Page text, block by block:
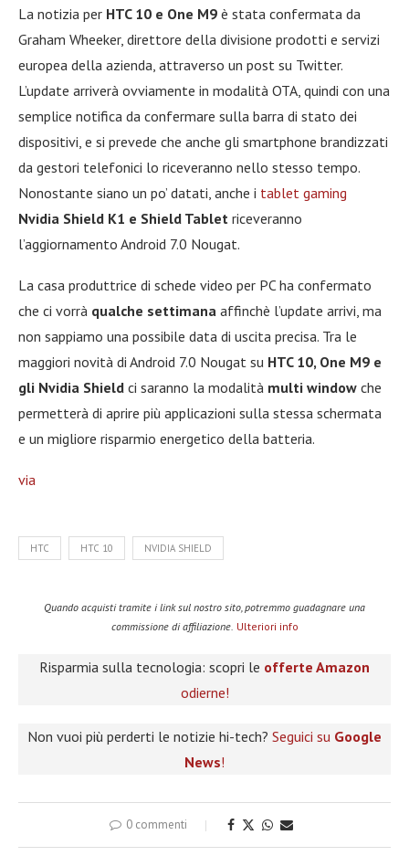
La notizia per HTC 10 e One M9 è stata confermata da
Graham Wheeker, direttore della divisione prodotti e servizi
europea della azienda, attraverso un post su Twitter.
L’update arriverà ovviamente in modalità OTA, quindi con una
semplice notifica da confermare sulla barra di stato dei
dispositivi, e si prevede che anche gli smartphone brandizzati
da gestori telefonici lo riceveranno nello stesso tempo.
Nonostante siano un po’ datati, anche i tablet gaming
Nvidia Shield K1 e Shield Tablet riceveranno
l’aggiornamento Android 7.0 Nougat.
La casa produttrice di schede video per PC ha confermato
che ci vorrà qualche settimana affinchè l’update arrivi, ma
non sappiamo una possibile data di uscita precisa. Tra le
maggiori novità di Android 7.0 Nougat su HTC 10, One M9 e
gli Nvidia Shield ci saranno la modalità multi window che
permetterà di aprire più applicazioni sulla stessa schermata
e un migliore risparmio energetico della batteria.
via
HTC HTC 10 NVIDIA SHIELD
Quando acquisti tramite i link sul nostro sito, potremmo guadagnare una
commissione di affiliazione. Ulteriori info
Risparmia sulla tecnologia: scopri le offerte Amazon
odierne!
Non vuoi più perderti le notizie hi-tech? Seguici su Google
News!
0 commenti